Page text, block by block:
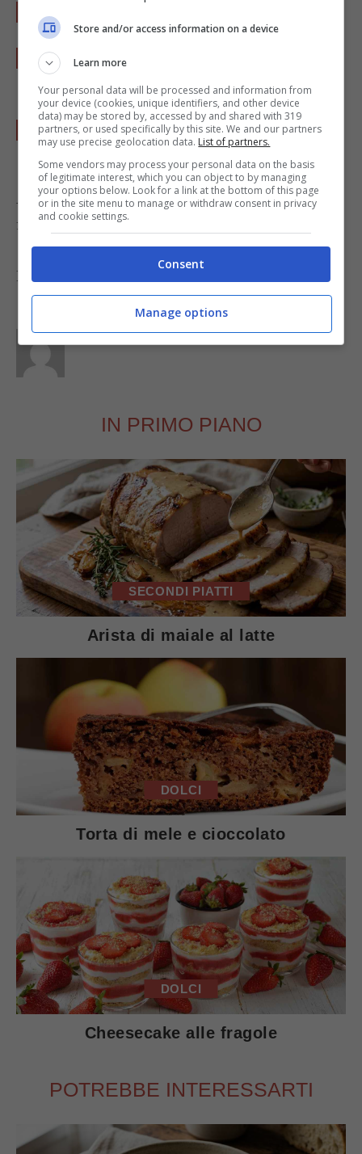
Tagliate il pane a piccole fette e tostatele.
Versate la zuppa in ciotole di coccio e
disponete delle
Condite con una macinata di pepe e un filo
di olio.
A piacere potete aggiungere foglie di basilico
fresco.
Foto di
Parole diDeborah Di Lucia
IN PRIMO PIANO
SECONDI PIATTI
Arista di maiale al latte
DOLCI
Torta di mele e cioccolato
DOLCI
Cheesecake alle fragole
POTREBBE INTERESSARTI
Store and/or access information on a device
Learn more
Your personal data will be processed and information from
your device (cookies, unique identifiers, and other device
data) may be stored by, accessed by and shared with 319
partners, or used specifically by this site. We and our partners
may use precise geolocation data. List of partners.
Some vendors may process your personal data on the basis
of legitimate interest, which you can object to by managing
your options below. Look for a link at the bottom of this page
or in the site menu to manage or withdraw consent in privacy
and cookie settings.
Consent
Manage options